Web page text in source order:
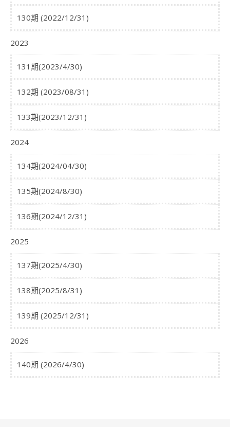
130期 (2022/12/31)
2023
131期(2023/4/30)
132期 (2023/08/31)
133期(2023/12/31)
2024
134期(2024/04/30)
135期(2024/8/30)
136期(2024/12/31)
2025
137期(2025/4/30)
138期(2025/8/31)
139期 (2025/12/31)
2026
140期 (2026/4/30)